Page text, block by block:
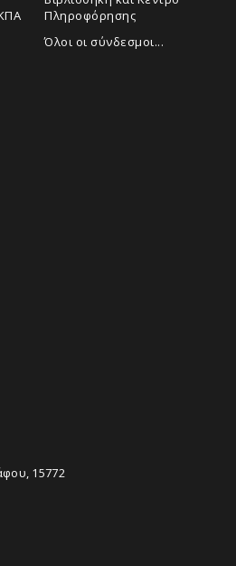
Πληροφόρησης
Όλοι οι σύνδεσμοι...
15772